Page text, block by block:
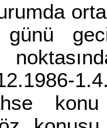
ortada